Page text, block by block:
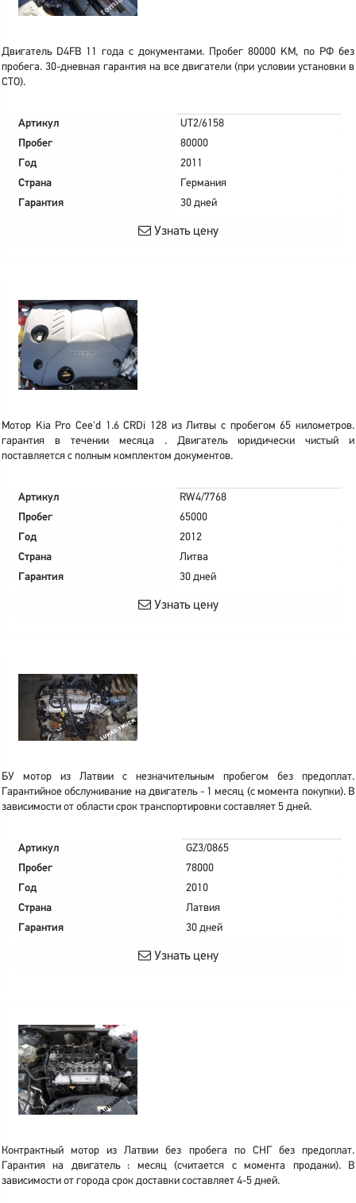
Двигатель D4FB 11 года с документами. Пробег 80000 KM, по РФ без
пробега. 30-дневная гарантия на все двигатели (при условии установки в
СТО).
Артикул
UT2/6158
Пробег
80000
Год
2011
Страна
Германия
Гарантия
30 дней
Узнать цену
Мотор Kia Pro Cee'd 1.6 CRDi 128 из Литвы с пробегом 65 километров.
гарантия в течении месяца . Двигатель юридически чистый и
поставляется с полным комплектом документов.
Артикул
RW4/7768
Пробег
65000
Год
2012
Страна
Литва
Гарантия
30 дней
Узнать цену
БУ мотор из Латвии с незначительным пробегом без предоплат.
Гарантийное обслуживание на двигатель - 1 месяц (с момента покупки). В
зависимости от области срок транспортировки составляет 5 дней.
Артикул
GZ3/0865
Пробег
78000
Год
2010
Страна
Латвия
Гарантия
30 дней
Узнать цену
Контрактный мотор из Латвии без пробега по СНГ без предоплат.
Гарантия на двигатель : месяц (считается с момента продажи). В
зависимости от города срок доставки составляет 4-5 дней.